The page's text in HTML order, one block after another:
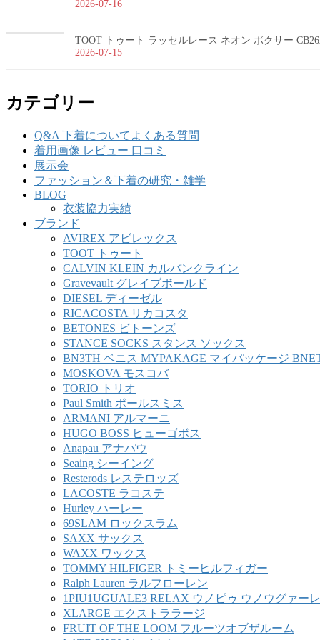
2026-07-16
TOOT トゥート ラッセルレース ネオン ボクサー
2026-07-15
カテゴリー
Q&A 下着についてよくある質問
着用画像 レビュー 口コミ
展示会
ファッション＆下着の研究・雑学
BLOG
衣装協力実績
ブランド
AVIREX アビレックス
TOOT トゥート
CALVIN KLEIN カルバンクライン
Gravevault グレイブボールド
DIESEL ディーゼル
RICACOSTA リカコスタ
BETONES ビトーンズ
STANCE SOCKS スタンス ソックス
BN3TH ベニス MYPAKAGE マイパッケージ
MOSKOVA モスコバ
TORIO トリオ
Paul Smith ポールスミス
ARMANI アルマーニ
HUGO BOSS ヒューゴボス
Anapau アナパウ
Seaing シーイング
Resterods レステロッズ
LACOSTE ラコステ
Hurley ハーレー
69SLAM ロックスラム
SAXX サックス
WAXX ワックス
TOMMY HILFIGER トミーヒルフィガー
Ralph Lauren ラルフローレン
1PIU1UGUALE3 RELAX ウノピゥ ウノウグァー
XLARGE エクストララージ
FRUIT OF THE LOOM フルーツオブザルーム